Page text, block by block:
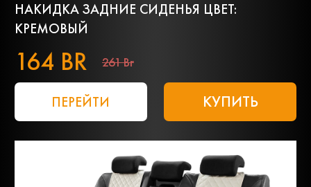
НАКИДКА ЗАДНИЕ СИДЕНЬЯ ЦВЕТ:
КРЕМОВЫЙ
164 BR 261 Br
ПЕРЕЙТИ КУПИТЬ